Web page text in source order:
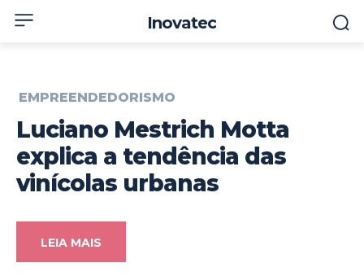
Inovatec
EMPREENDEDORISMO
Luciano Mestrich Motta
explica a tendência das
vinícolas urbanas
LEIA MAIS